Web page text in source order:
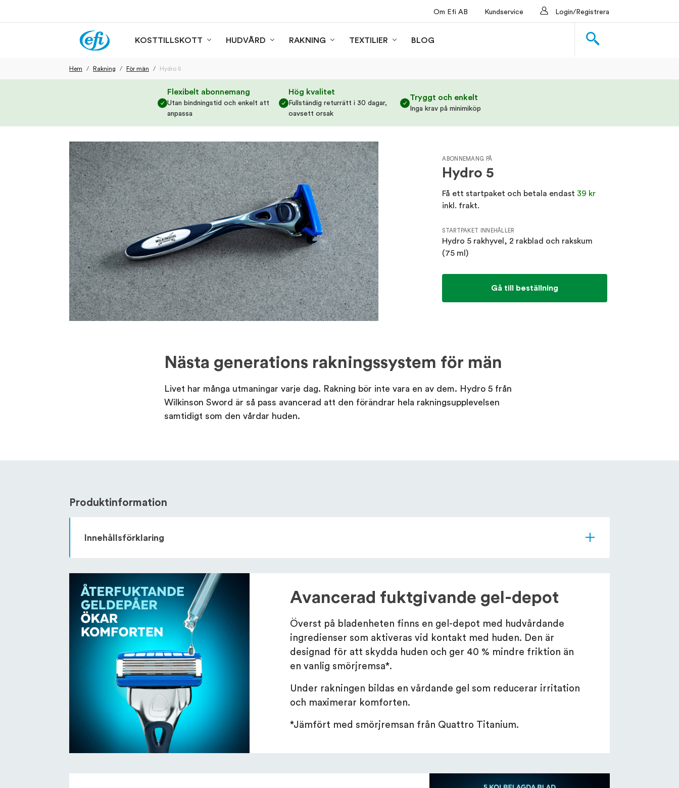
Om Efi AB Kundservice Login/Registrera
KOSTTILLSKOTT HUDVÅRD RAKNING TEXTILIER BLOG
Hem Rakning För män Hydro 5
Flexibelt abonnemang
Utan bindningstid och enkelt att
anpassa
Hög kvalitet
Fullständig returrätt i 30 dagar,
oavsett orsak
Tryggt och enkelt
Inga krav på minimiköp
ABONNEMANG PÅ
Hydro 5
Få ett startpaket och betala endast 39 kr
inkl. frakt.
STARTPAKET INNEHÅLLER
Hydro 5 rakhyvel, 2 rakblad och rakskum
(75 ml)
Gå till beställning
Nästa generations rakningssystem för män
Livet har många utmaningar varje dag. Rakning bör inte vara en av dem. Hydro 5 från
Wilkinson Sword är så pass avancerad att den förändrar hela rakningsupplevelsen
samtidigt som den vårdar huden.
Produktinformation
Innehållsförklaring
Avancerad fuktgivande gel-depot
Överst på bladenheten finns en gel-depot med hudvårdande
ingredienser som aktiveras vid kontakt med huden. Den är
designad för att skydda huden och ger 40 % mindre friktion än
en vanlig smörjremsa*.
Under rakningen bildas en vårdande gel som reducerar irritation
och maximerar komforten.
*Jämfört med smörjremsan från Quattro Titanium.